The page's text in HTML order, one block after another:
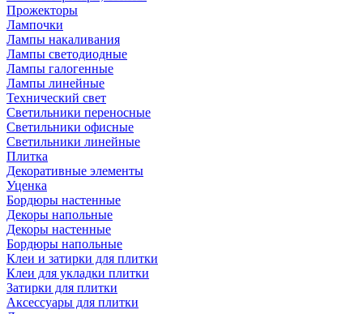
Прожекторы
Лампочки
Лампы накаливания
Лампы светодиодные
Лампы галогенные
Лампы линейные
Технический свет
Светильники переносные
Светильники офисные
Светильники линейные
Плитка
Декоративные элементы
Уценка
Бордюры настенные
Декоры напольные
Декоры настенные
Бордюры напольные
Клеи и затирки для плитки
Клеи для укладки плитки
Затирки для плитки
Аксессуары для плитки